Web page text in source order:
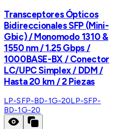
Transceptores Ópticos
Bidireccionales SFP (Mini-
Gbic) / Monomodo 1310 &
1550 nm / 1.25 Gbps /
1000BASE-BX / Conector
LC/UPC Simplex / DDM /
Hasta 20 km / 2 Piezas
LP-SFP-BD-1G-20LP-SFP-
BD-1G-20